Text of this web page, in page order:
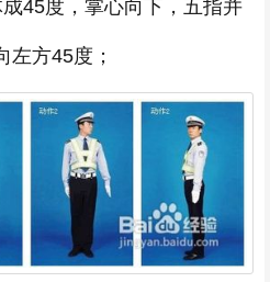
45度，掌心向下，五指并
左方45度；